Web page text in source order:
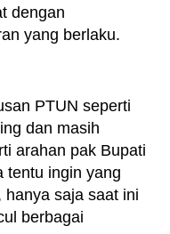
dengan
yang berlaku.
PTUN seperti
dan masih
arahan pak Bupati
tentu ingin yang
saja saat ini
berbagai